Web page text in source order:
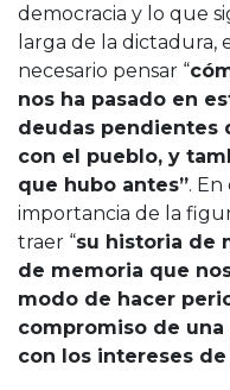
democracia y lo que
larga de la
necesario pensar “
nos ha pasado en
deudas pendientes
con el pueblo, y
que hubo antes”. En
importancia de la
traer “su historia de
de memoria que
modo de hacer
compromiso de
con los intereses de